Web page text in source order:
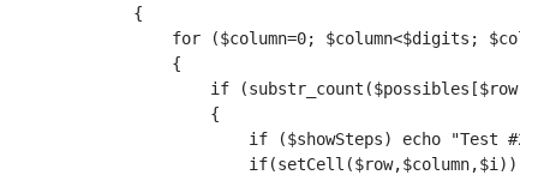
{
for ($column=0; $column<$digits;
{
if
{
if ($showSteps) echo "Test #2-ROW found
if(setCell($row,$column,$i))